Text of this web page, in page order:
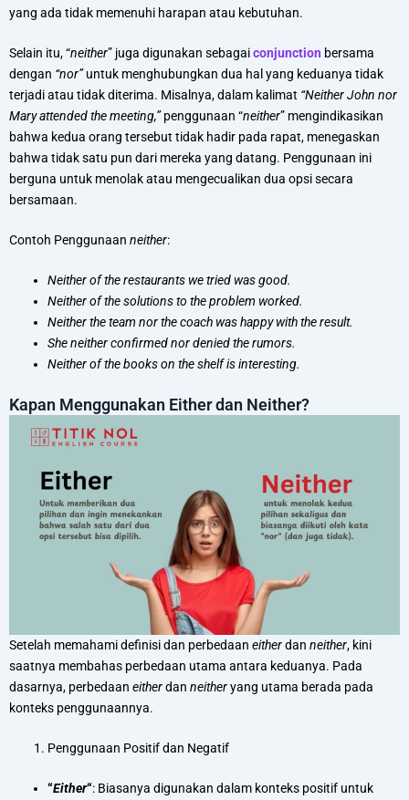
yang ada tidak memenuhi harapan atau kebutuhan.
Selain itu, “neither” juga digunakan sebagaiconjunction bersama
dengan “nor”untuk menghubungkan dua hal yang keduanya tidak
terjadi atau tidak diterima. Misalnya, dalam kalimat “Neither John nor
Mary attended the meeting,”penggunaan “neither” mengindikasikan
bahwa kedua orang tersebut tidak hadir pada rapat, menegaskan
bahwa tidak satu pun dari mereka yang datang. Penggunaan ini
berguna untuk menolak atau mengecualikan dua opsi secara
bersamaan.
Contoh Penggunaan neither:
Neither of the restaurants we tried was good.
Neither of the solutions to the problem worked.
Neither the team nor the coach was happy with the result.
She neither confirmed nor denied the rumors.
Neither of the books on the shelf is interesting.
Kapan Menggunakan Either dan Neither?
Setelah memahami definisi dan perbedaan eitherdan neither, kini
saatnya membahas perbedaan utama antara keduanya. Pada
dasarnya, perbedaan eitherdan neitheryang utama berada pada
konteks penggunaannya.
Penggunaan Positif dan Negatif
“Either“: Biasanya digunakan dalam konteks positif untuk